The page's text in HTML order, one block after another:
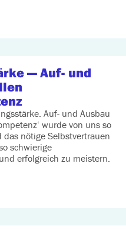
— Auf- und
Auf- und Ausbau
wurde von uns so
nötige Selbstvertrauen
schwierige
erfolgreich zu meistern.